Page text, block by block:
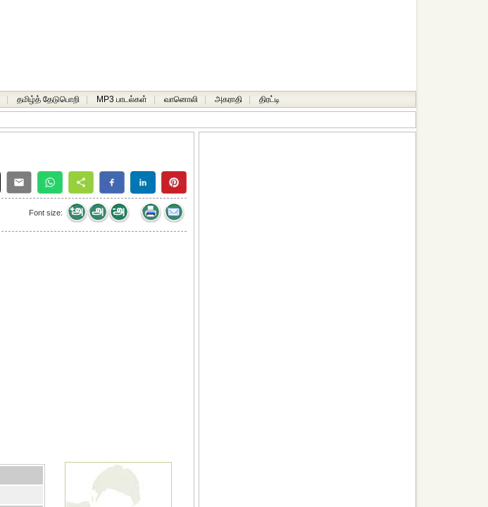
தமிழ்த் தேடுபொறி MP3 பாடல்கள் வானொலி அகராதி திரட்டி
Font size: